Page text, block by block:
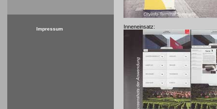
Inneneinsatz:
Impressum